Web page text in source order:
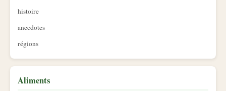
histoire
anecdotes
régions
Aliments